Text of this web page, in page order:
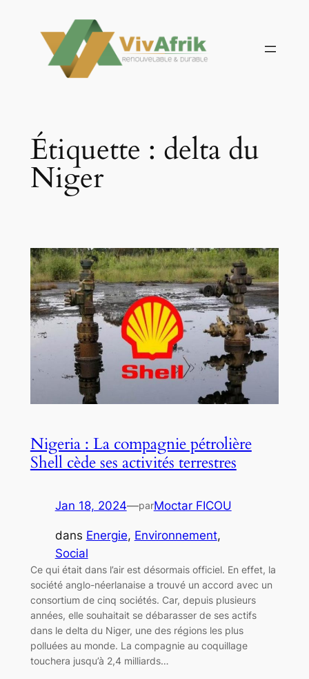
contenu
Étiquette : delta du
Niger
Nigeria : La compagnie pétrolière
Shell cède ses activités terrestres
Jan 18, 2024—parMoctar FICOU
dans Energie, Environnement
Social
Ce qui était dans l’air est désormais officiel. En effet, la
société anglo-néerlanaise a trouvé un accord avec un
consortium de cinq sociétés. Car, depuis plusieurs
années, elle souhaitait se débarasser de ses actifs
dans le delta du Niger, une des régions les plus
polluées au monde. La compagnie au coquillage
touchera jusqu’à 2,4 milliards…